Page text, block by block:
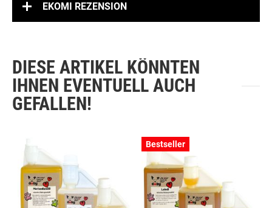
EKOMI REZENSION
DIESE ARTIKEL KÖNNTEN
IHNEN EVENTUELL AUCH
GEFALLEN!
Bestseller